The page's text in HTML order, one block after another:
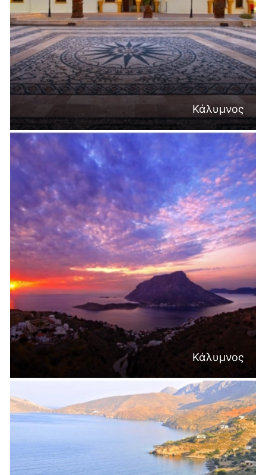
Κάλυμνος
Κάλυμνος